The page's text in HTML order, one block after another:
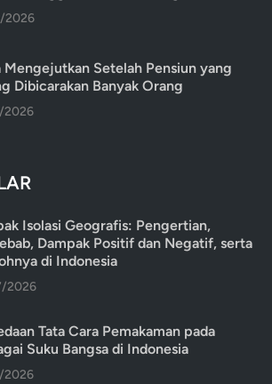
2026
Mengejutkan Setelah Pensiun yang
Dibicarakan Banyak Orang
2026
Isolasi Geografis: Pengertian,
Dampak Positif dan Negatif, serta
di Indonesia
2026
Tata Cara Pemakaman pada
Suku Bangsa di Indonesia
2026